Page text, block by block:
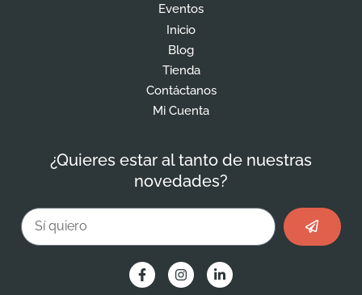
Eventos
Inicio
Blog
Tienda
Contáctanos
Mi Cuenta
¿Quieres estar al tanto de nuestras
novedades?
Email Enviar
F
a
I
n
L
i